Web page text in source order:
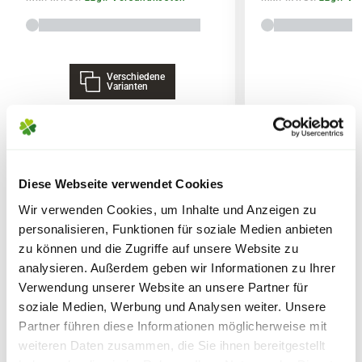
Diese Webseite verwendet Cookies
Wir verwenden Cookies, um Inhalte und Anzeigen zu
personalisieren, Funktionen für soziale Medien anbieten
zu können und die Zugriffe auf unsere Website zu
analysieren. Außerdem geben wir Informationen zu Ihrer
Verwendung unserer Website an unsere Partner für
soziale Medien, Werbung und Analysen weiter. Unsere
Partner führen diese Informationen möglicherweise mit
weiteren Daten zusammen, die Sie ihnen bereitgestellt
4,0 % N Gesamtstickstoff
Ausgangsstoffe
Pflanzliche Stoffe aus der Lebens-, Genuss-
und Futtermittelherstellung (100%)
0,7 % S wasserlöslicher Schwefel
2,5 % Na wasserlösliches Natrium
48 % organische Substanz
Sicherheitsdatenblatt
Reifezeitenvariieren.
DieLiefergrößewird zusätzlich durch
saisonale Formschnitte beeinflusst,
welche in den Gärtnereien durchgeführt
werden. Die am Produkt angegebene
Lieferhinweise
KÖNNEN ENTSTEHEN
PAKETVERSAND
6,95€ für Standardpakete (z.B.Dünger oder
Zubehör)
7,95€für größere Pakete (z.B. Pflanzen oder
Erde)
Verschiedene
Varianten
WEITERE PRODUKTE